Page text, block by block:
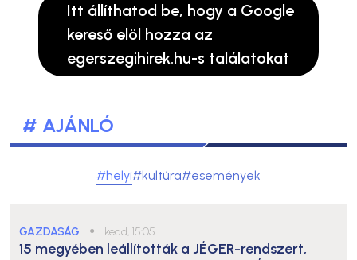
Itt állíthatod be, hogy a Google
kereső elöl hozza az
egerszegihirek.hu-s találatokat
# AJÁNLÓ
#helyi#kultúra#események
GAZDASÁG ● kedd, 15:05
15 megyében leállították a JÉGER-rendszert,